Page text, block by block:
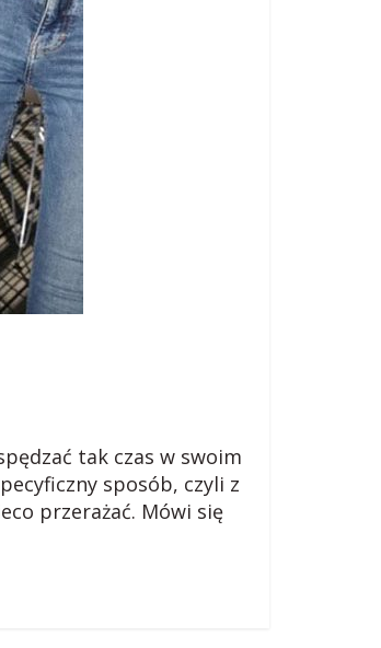
tak czas w swoim
sposób, czyli z
przerażać. Mówi się